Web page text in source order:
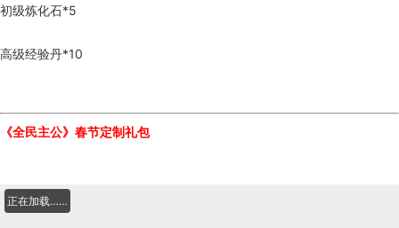
初级炼化石*5
高级经验丹*10
《全民主公》春节定制礼包
正在加载……